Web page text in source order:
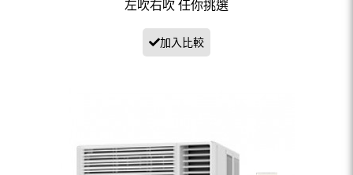
左吹右吹 任你挑選